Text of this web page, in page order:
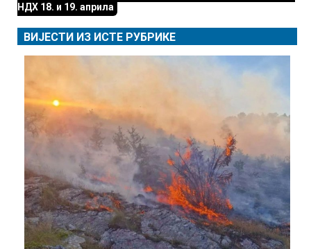
НДХ 18. и 19. априла
ВИЈЕСТИ ИЗ ИСТЕ РУБРИКЕ